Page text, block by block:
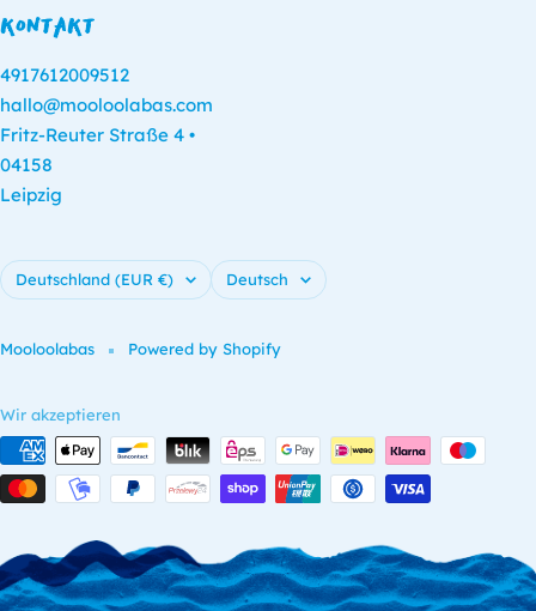
KONTAKT
4917612009512
hallo@mooloolabas.com
Fritz-Reuter Straße 4 •
04158
Leipzig
Land/Region
Deutschland (EUR €) Sprache
Deutsch
Mooloolabas Powered by Shopify
Wir akzeptieren